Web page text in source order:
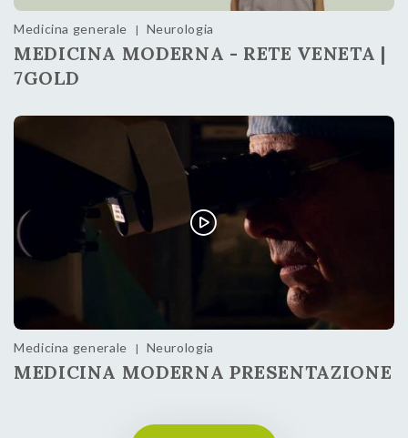
Medicina generale | Neurologia
MEDICINA MODERNA - RETE VENETA |
7GOLD
Medicina generale | Neurologia
MEDICINA MODERNA PRESENTAZIONE